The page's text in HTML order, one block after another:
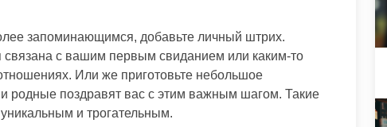
запоминающимся, добавьте личный штрих.
связана с вашим первым свиданием или каким-то
Или же приготовьте небольшое
родные поздравят вас с этим важным шагом. Такие
и трогательным.